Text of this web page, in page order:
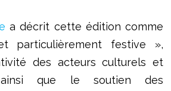
a décrit cette édition comme
particulièrement festive »,
des acteurs culturels et
ainsi que le soutien des